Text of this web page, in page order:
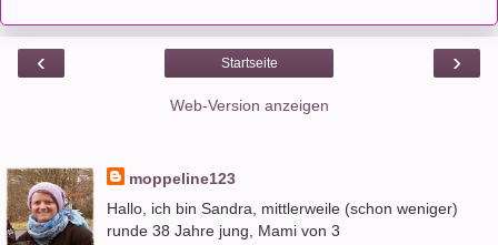
‹ ›
Startseite
Web-Version anzeigen
moppeline123
Hallo, ich bin Sandra, mittlerweile (schon weniger)
runde 38 Jahre jung, Mami von 3